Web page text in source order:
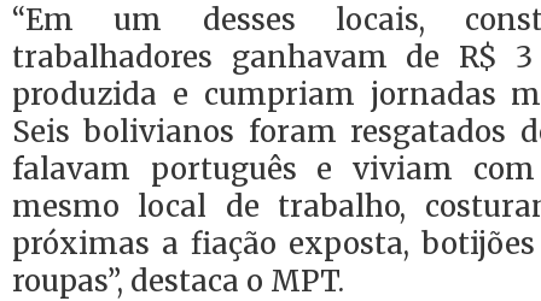
“Em um desses locais,
trabalhadores ganhavam de R$
produzida e cumpriam jornadas
Seis bolivianos foram resgatados
falavam português e viviam
mesmo local de trabalho,
próximas a fiação exposta,
roupas”, destaca o MPT.